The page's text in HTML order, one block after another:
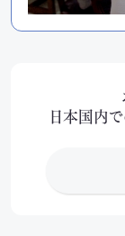
日本国内